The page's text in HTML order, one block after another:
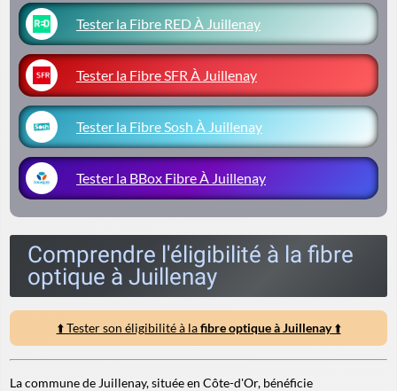
Tester la Fibre RED À Juillenay
Tester la Fibre SFR À Juillenay
Tester la Fibre Sosh À Juillenay
Tester la BBox Fibre À Juillenay
Comprendre l'éligibilité à la fibre
optique à Juillenay
⬆️ Tester son éligibilité à lafibre optique à Juillenay⬆️
La commune de Juillenay, située en Côte-d'Or, bénéficie